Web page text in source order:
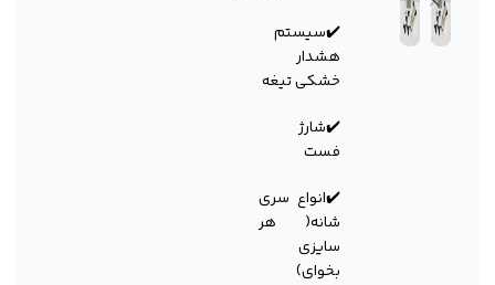
✔️سیستم
هشدار
خشکی تیغه
✔️شارژ
فست
✔️انواع سری
شانه( هر
سایزی
بخوای)